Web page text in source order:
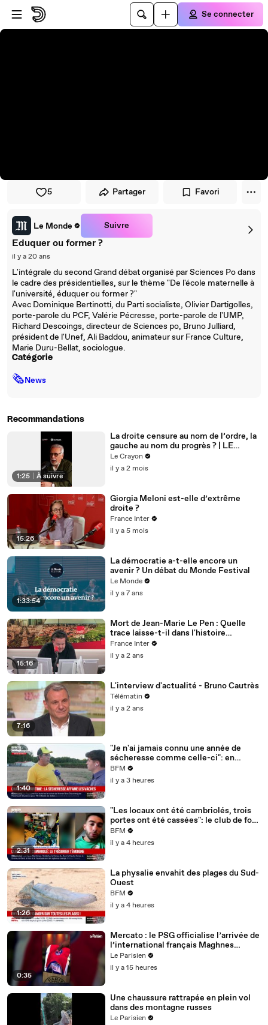
Passer au player
Passer au contenu principal
Se connecter
5 Partager Favori
Le Monde Suivre
Eduquer ou former ?
il y a 20 ans
L'intégrale du second Grand débat organisé par Sciences Po dans
le cadre des présidentielles, sur le thème "De l'école maternelle à
l'université, éduquer ou former ?"
Avec Dominique Bertinotti, du Parti socialiste, Olivier Dartigolles,
porte-parole du PCF, Valérie Pécresse, porte-parole de l'UMP,
Richard Descoings, directeur de Sciences po, Bruno Julliard,
président de l'Unef, Ali Baddou, animateur sur France Culture,
Marie Duru-Bellat, sociologue.
Catégorie
🗞News
Recommandations
1:25 À suivre
La droite censure au nom de l’ordre, la
gauche au nom du progrès ? | LE
CRAYON
Le Crayon
il y a 2 mois
15:26
Giorgia Meloni est-elle d’extrême
droite ?
France Inter
il y a 5 mois
1:33:54
La démocratie a-t-elle encore un
avenir ? Un débat du Monde Festival
Le Monde
il y a 7 ans
15:16
Mort de Jean-Marie Le Pen : Quelle
trace laisse-t-il dans l'histoire
politique française ?
France Inter
il y a 2 ans
7:16
L'interview d'actualité - Bruno Cautrès
Télématin
il y a 2 ans
1:40
"Je n'ai jamais connu une année de
sécheresse comme celle-ci": en
Charente-Maritime, à cause de la
sécheresse, l'herbe de cette prairie
n'est plus comestible pour les vaches
BFM
il y a 3 heures
2:31
"Les locaux ont été cambriolés, trois
portes ont été cassées": le club de foot
de Champfleur victime d'un
cambriolage
BFM
il y a 4 heures
1:26
La physalie envahit des plages du Sud-
Ouest
BFM
il y a 4 heures
0:35
Mercato : le PSG officialise l’arrivée de
l’international français Maghnes
Akliouche
Le Parisien
il y a 15 heures
Une chaussure rattrapée en plein vol
dans des montagne russes
Le Parisien